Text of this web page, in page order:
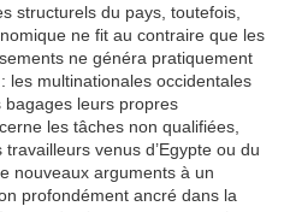
structurels du pays, toutefois,
ne fit au contraire que les
ne généra pratiquement
les multinationales occidentales
leurs propres
les tâches non qualifiées,
venus d’Egypte ou du
nouveaux arguments à un
profondément ancré dans la